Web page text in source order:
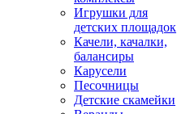
Игрушки для
детских площадок
Качели, качалки,
балансиры
Карусели
Песочницы
Детские скамейки